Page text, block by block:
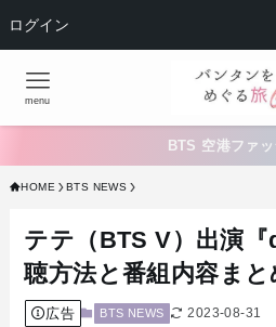
ログイン
menu
BTS 空港ファ
HOME BTS NEWS
テテ（BTS V）出演
聴方法と番組内容まと
広告 BTS NEWS 2023-08-31